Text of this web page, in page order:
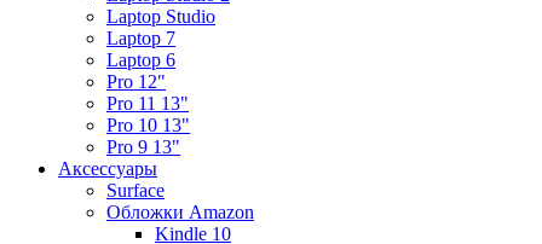
Laptop Studio
Laptop 7
Laptop 6
Pro 12"
Pro 11 13"
Pro 10 13"
Pro 9 13"
Аксессуары
Surface
Обложки Amazon
Kindle 10